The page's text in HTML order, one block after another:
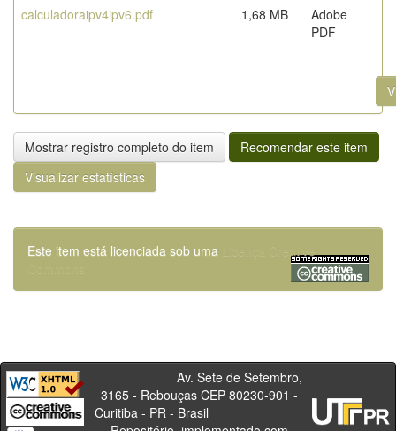
calculadoraipv4ipv6.pdf
1,68 MB
Adobe
PDF
Mostrar registro completo do item
Recomendar este item
Visualizar estatísticas
Este item está licenciada sob uma
Licença Creative
Commons
Av. Sete de Setembro,
3165 - Rebouças CEP 80230-901 -
Curitiba - PR - Brasil